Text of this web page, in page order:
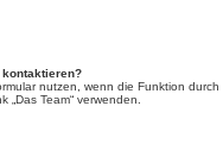
nutzen, wenn die Funktion
Team“ verwenden.